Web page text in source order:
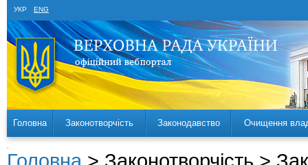
УКР ENG
Головна Законотворчість Законодавство Очищення